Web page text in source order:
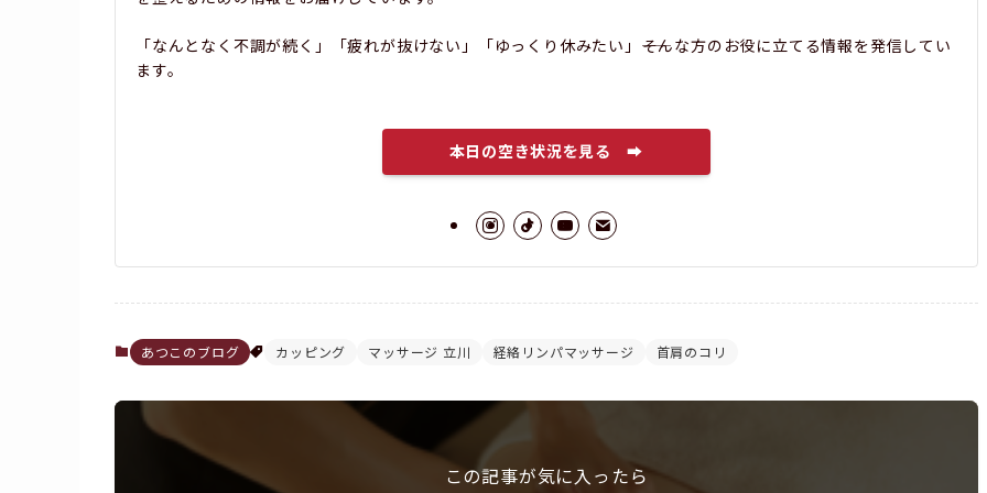
「なんとなく不調が続く」「疲れが抜けない」「ゆっくり休みたい」――そんな方のお役に立てる情報を発信してい
ます。
本日の空き状況を見る ➡
あつこのブログ カッピング マッサージ 立川 経絡リンパマッサージ 首肩のコリ
この記事が気に入ったら